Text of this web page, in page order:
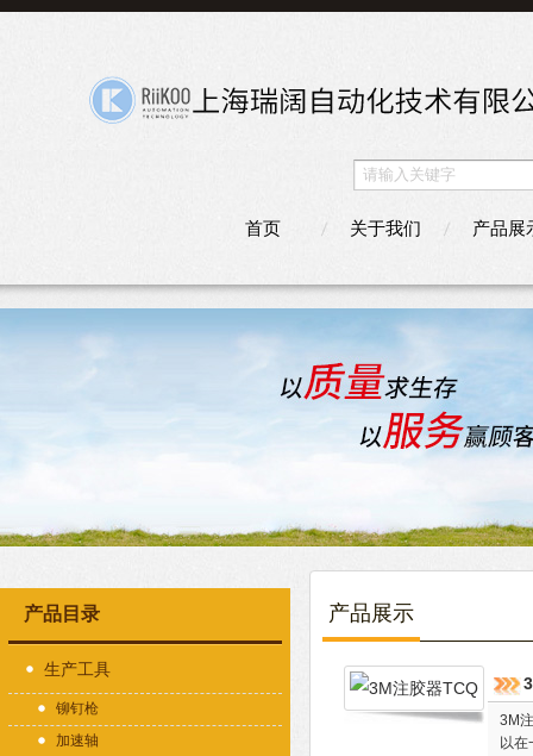
首页 关于我们 产品展
产品目录
生产工具
铆钉枪
加速轴
产品展示
3M
以